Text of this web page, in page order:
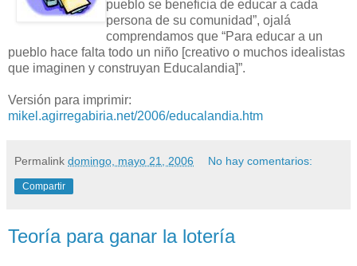
pueblo se beneficia de educar a cada
persona de su comunidad”, ojalá
comprendamos que “Para educar a un
pueblo hace falta todo un niño [creativo o muchos idealistas
que imaginen y construyan Educalandia]”.
Versión para imprimir:
mikel.agirregabiria.net/2006/educalandia.htm
Permalink domingo, mayo 21, 2006 No hay comentarios:
Compartir
Teoría para ganar la lotería